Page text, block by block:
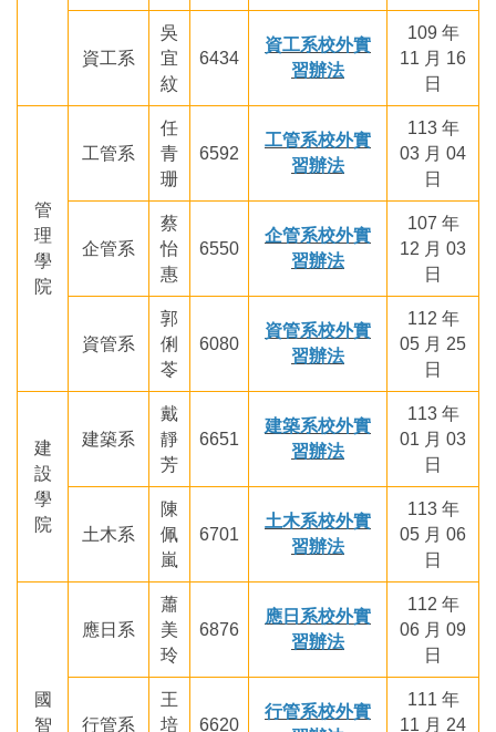
資工系
吳
宜
紋
6434
資工系校外實
習辦法
109 年
11 月 16
日
管
理
學
院
工管系
任
青
珊
6592
工管系校外實
習辦法
113 年
03 月 04
日
企管系
蔡
怡
惠
6550
企管系校外實
習辦法
107 年
12 月 03
日
資管系
郭
俐
苓
6080
資管系校外實
習辦法
112 年
05 月 25
日
建
設
學
院
建築系
戴
靜
芳
6651
建築系校外實
習辦法
113 年
01 月 03
日
土木系
陳
佩
嵐
6701
土木系校外實
習辦法
113 年
05 月 06
日
國
智
應日系
蕭
美
玲
6876
應日系校外實
習辦法
112 年
06 月 09
日
行管系
王
培
6620
行管系校外實
111 年
11 月 24